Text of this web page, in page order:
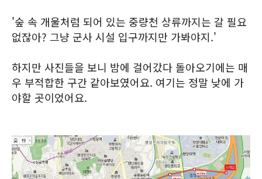
'숲 속 개울처럼 되어 있는 중량천 상류까지는 갈 필요
없잖아? 그냥 군사 시설 입구까지만 가봐야지.'
하지만 사진들을 보니 밤에 걸어갔다 돌아오기에는 매
우 부적합한 구간 같아보였어요. 여기는 정말 낮에 가
야할 곳이었어요.